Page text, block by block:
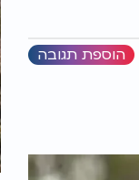
הוספת תגובה